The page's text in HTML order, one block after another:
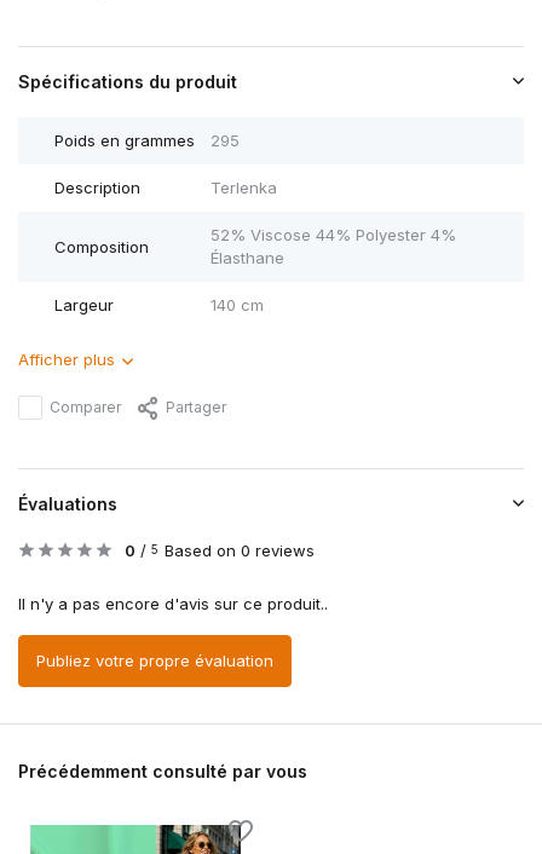
Spécifications du produit
Poids en grammes 295
Description Terlenka
Composition
52% Viscose 44% Polyester 4%
Élasthane
Largeur 140 cm
Afficher plus
Comparer Partager
Évaluations
0 / 5 Based on 0 reviews
Il n'y a pas encore d'avis sur ce produit..
Publiez votre propre évaluation
Précédemment consulté par vous